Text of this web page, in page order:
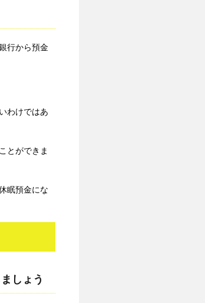
行から預金
わけではあ
とができま
眠預金にな
しょう